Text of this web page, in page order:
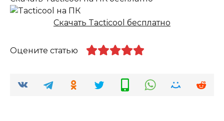
Скачать Tacticool бесплатно
Оцените статью